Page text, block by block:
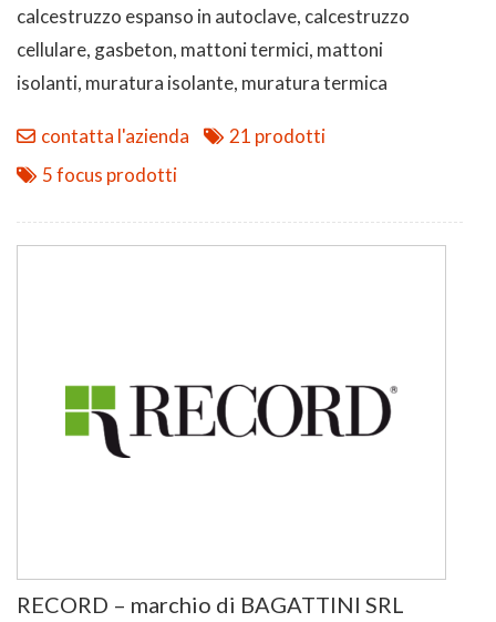
calcestruzzo espanso in autoclave, calcestruzzo
cellulare, gasbeton, mattoni termici, mattoni
isolanti, muratura isolante, muratura termica
contatta l'azienda
21 prodotti
5 focus prodotti
RECORD – marchio di BAGATTINI SRL